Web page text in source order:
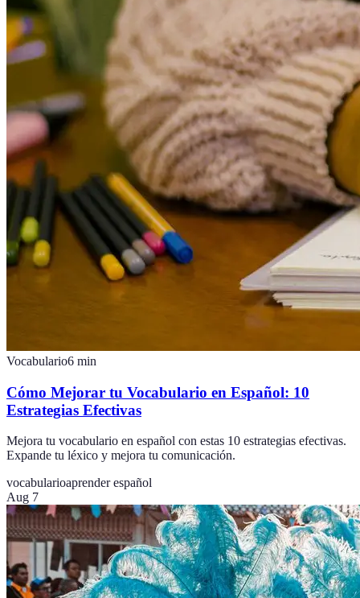
Vocabulario6 min
Cómo Mejorar tu Vocabulario en Español: 10
Estrategias Efectivas
Mejora tu vocabulario en español con estas 10 estrategias efectivas.
Expande tu léxico y mejora tu comunicación.
vocabularioaprender español
Aug 7